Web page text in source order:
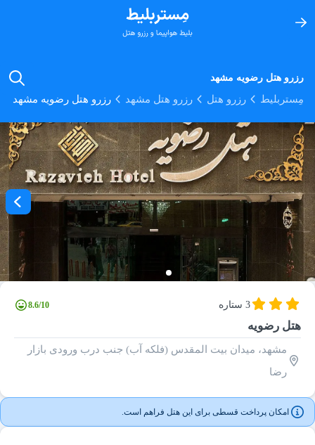
رزرو هتل رضویه مشهد
مِستربلیط رزرو هتل رزرو هتل مشهد رزرو هتل رضویه مشهد
3 ستاره 8.6/10
هتل رضویه
مشهد، میدان بیت المقدس (فلکه آب) جنب درب ورودی بازار
رضا
امکان پرداخت قسطی برای این هتل فراهم است.